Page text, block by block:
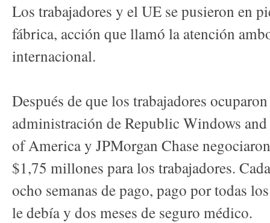
Los trabajadores y el UE se pusieron en
fábrica, acción que llamó la atención
internacional.
Después de que los trabajadores
administración de Republic Windows
of America y JPMorgan Chase
$1,75 millones para los trabajadores.
ocho semanas de pago, pago por todas
le debía y dos meses de seguro médico.